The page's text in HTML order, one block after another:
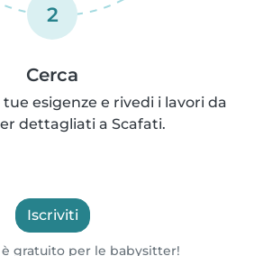
2
Cerca
esigenze e rivedi i lavori da
dettagliati a Scafati.
Iscriviti
è gratuito per le babysitter!